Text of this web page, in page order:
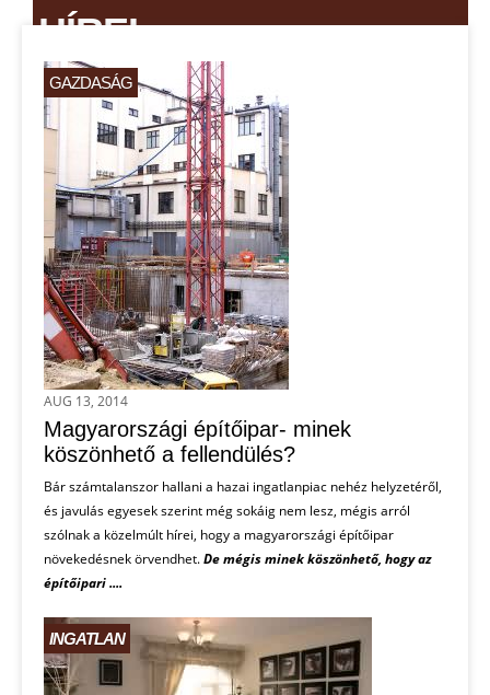
HÍREI
GAZDASÁG
AUG 13, 2014
Magyarországi építőipar- minek
köszönhető a fellendülés?
Bár számtalanszor hallani a hazai ingatlanpiac nehéz helyzetéről,
és javulás egyesek szerint még sokáig nem lesz, mégis arról
szólnak a közelmúlt hírei, hogy a magyarországi építőipar
növekedésnek örvendhet.De mégis minek köszönhető, hogy az
építőipari ....
INGATLAN